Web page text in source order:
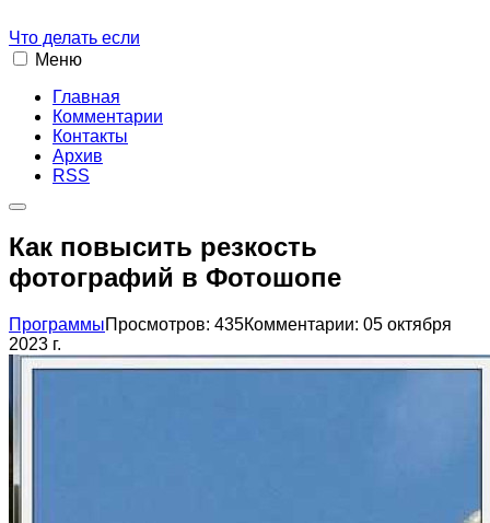
Что делать если
Меню
Главная
Комментарии
Контакты
Архив
RSS
Как повысить резкость
фотографий в Фотошопе
ПрограммыПросмотров: 435Комментарии: 05 октября
2023 г.